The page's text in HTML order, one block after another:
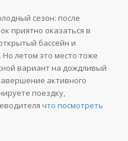
сезон: после
приятно оказаться в
бассейн и
летом это место тоже
вариант на дождливый
активного
поездку,
что посмотреть